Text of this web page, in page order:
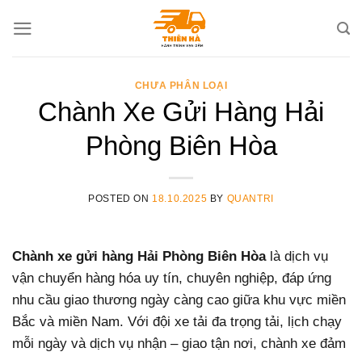
CHƯA PHÂN LOẠI
Chành Xe Gửi Hàng Hải
Phòng Biên Hòa
POSTED ON 18.10.2025 BY QUANTRI
Chành xe gửi hàng Hải Phòng Biên Hòalà dịch vụ
vận chuyển hàng hóa uy tín, chuyên nghiệp, đáp ứng
nhu cầu giao thương ngày càng cao giữa khu vực miền
Bắc và miền Nam. Với đội xe tải đa trọng tải, lịch chạy
mỗi ngày và dịch vụ nhận – giao tận nơi, chành xe đảm